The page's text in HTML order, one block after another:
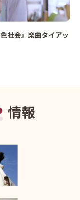
社会』楽曲タイアッ
情報